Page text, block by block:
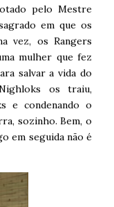
pelo Mestre
em que os
vez, os Rangers
mulher que fez
salvar a vida do
os traiu,
e condenando o
sozinho. Bem, o
em seguida não é